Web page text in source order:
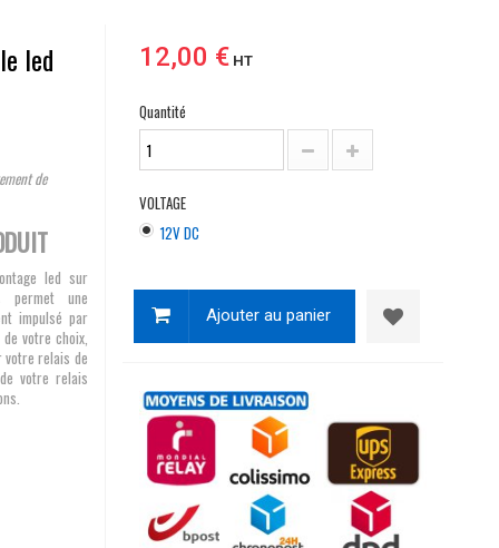
led
de
led sur
permet une
impulsé par
votre choix,
relais de
votre relais
12,00 €HT
Quantité
VOLTAGE
12V DC
Ajouter au panier